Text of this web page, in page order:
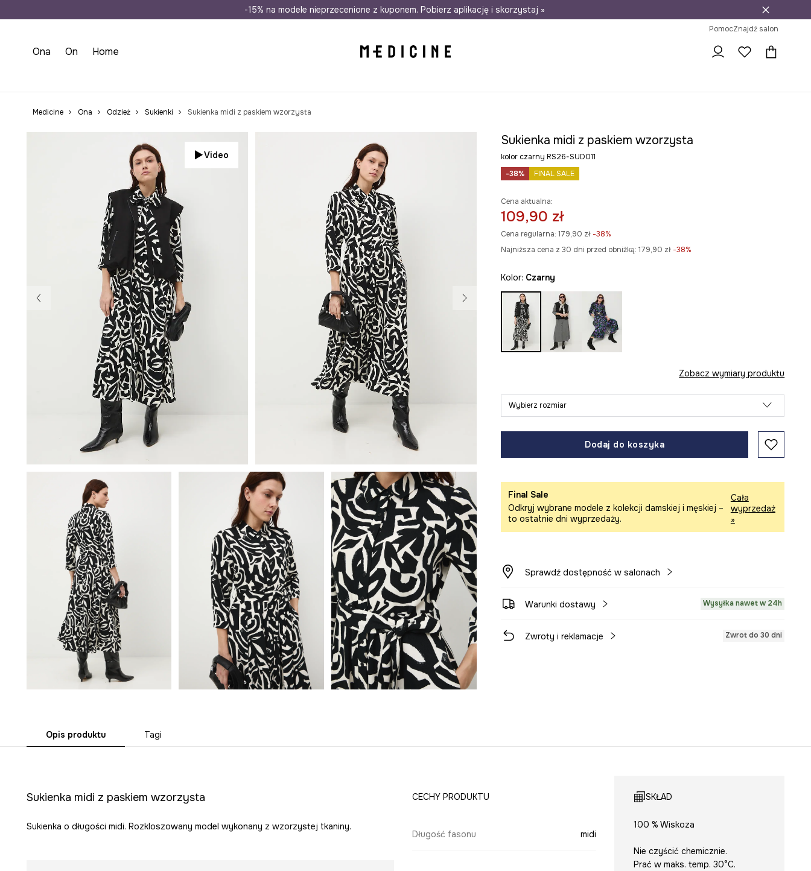
Wysyłka nawet w 24h Darmowa dostawa do salonów 30 dni na zwrot
-15% na modele nieprzecenione z kuponem. Pobierz aplikację i skorzystaj »
PomocZnajdź salon
Ona On Home
Medicine Ona Odzież Sukienki Sukienka midi z paskiem wzorzysta
Video
Sukienka midi z paskiem wzorzysta
kolor czarny RS26-SUD011
-38%
FINAL SALE
Cena aktualna:
109,90 zł
Cena regularna: 179,90 zł-38%
Najniższa cena z 30 dni przed obniżką: 179,90 zł -38%
Kolor: czarny
Zobacz wymiary produktu
Wybierz rozmiar
Dodaj do koszyka
Final Sale
Odkryj wybrane modele z kolekcji damskiej i męskiej –
to ostatnie dni wyprzedaży.
Cała
wyprzedaż
»
Sprawdź dostępność w salonach
Warunki dostawy Wysyłka nawet w 24h
Zwroty i reklamacje Zwrot do 30 dni
Opis produktu Tagi
Sukienka midi z paskiem wzorzysta
Sukienka o długości midi. Rozkloszowany model wykonany z wzorzystej tkaniny.
CECHY PRODUKTU
Długość fasonu midi
SKŁAD
100 % Wiskoza
Nie czyścić chemicznie.
Prać w maks. temp. 30°C.